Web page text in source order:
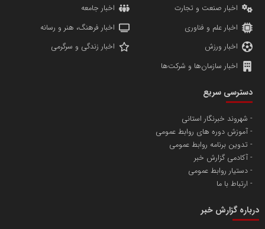
پایگاه اطلاع رسانی اعتلای نهادهای مردمی
تامین آهن اسفنجی تولیدکنندگان فولاد در کشور
مسعودصادقی
اخبار صنعت و تجارت
اخبار جامعه
اخبار علم و فناوری
اخبار فرهنگ، هنر و رسانه
اخبار ورزش
اخبار زندگی و سرگرمی
اخبار سازمان‌ها و شرکت‌ها
دسترسی سریع
شهروند خبرنگار استانی
آموزش دوره های روابط عمومی
تدوین برنامه روابط عمومی
آکادمی گزارش خبر
دستیار روابط عمومی
ارتباط با ما
درباره گزارش خبر